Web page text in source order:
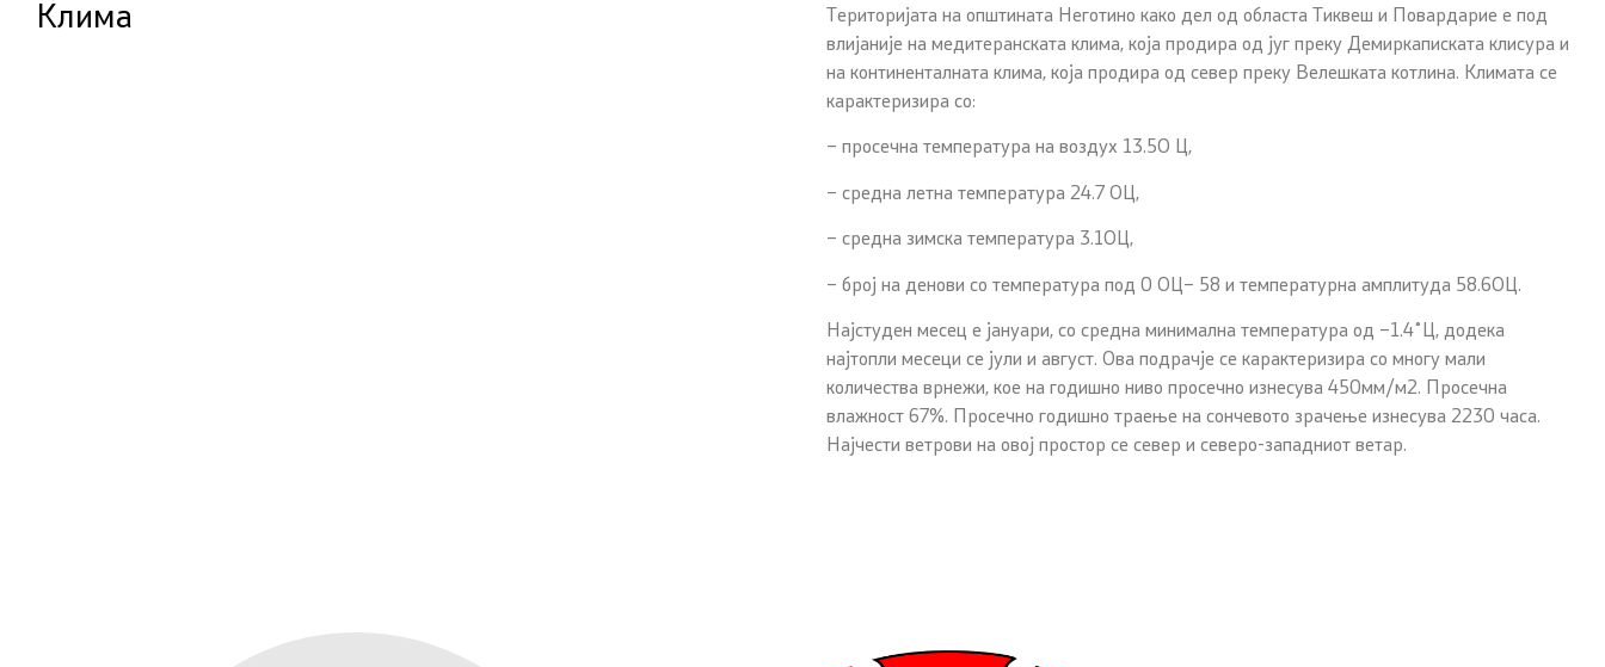
Клима
Територијата на општината Неготино како дел од областа Тиквеш и Повардарие е под
влијаније на медитеранската клима, која продира од југ преку Демиркаписката клисура и
на континенталната клима, која продира од север преку Велешката котлина. Климата се
карактеризира со:
– просечна температура на воздух 13.5О Ц,
– средна летна температура 24.7 ОЦ,
– средна зимска температура 3.1ОЦ,
– број на денови со температура под 0 ОЦ– 58 и температурна амплитуда 58.6ОЦ.
Најстуден месец е јануари, со средна минимална температура од –1.4˚Ц, додека
најтопли месеци се јули и август. Ова подрачје се карактеризира со многу мали
количества врнежи, кое на годишно ниво просечно изнесува 450мм/м2. Просечна
влажност 67%. Просечно годишно траење на сончевото зрачење изнесува 2230 часа.
Најчести ветрови на овој простор се север и северо-западниот ветар.